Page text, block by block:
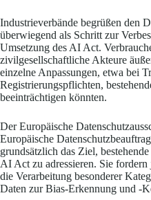
Industrieverbände begrüßen den
überwiegend als Schritt zur
Umsetzung des AI Act.
zivilgesellschaftliche Akteure
einzelne Anpassungen, etwa bei
Registrierungspflichten,
beeinträchtigen könnten.
Der Europäische
Europäische
grundsätzlich das Ziel,
AI Act zu adressieren. Sie
die Verarbeitung besonderer
Daten zur Bias-Erkennung und -